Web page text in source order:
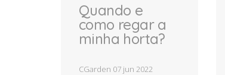
Quando e
como regar a
minha horta?
CGarden 07 jun 2022